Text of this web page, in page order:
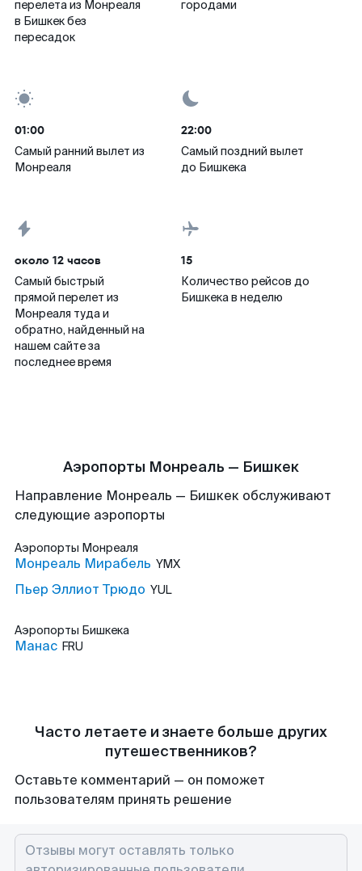
перелета из Монреаля
в Бишкек без
пересадок
городами
01:00
Самый ранний вылет из
Монреаля
22:00
Самый поздний вылет
до Бишкека
около 12 часов
Самый быстрый
прямой перелет из
Монреаля туда и
обратно, найденный на
нашем сайте за
последнее время
15
Количество рейсов до
Бишкека в неделю
Аэропорты Монреаль — Бишкек
Направление Монреаль — Бишкек обслуживают
следующие аэропорты
Аэропорты Монреаля
Монреаль Мирабель YMX
Пьер Эллиот Трюдо YUL
Аэропорты Бишкека
Манас FRU
Часто летаете и знаете больше других
путешественников?
Оставьте комментарий — он поможет
пользователям принять решение